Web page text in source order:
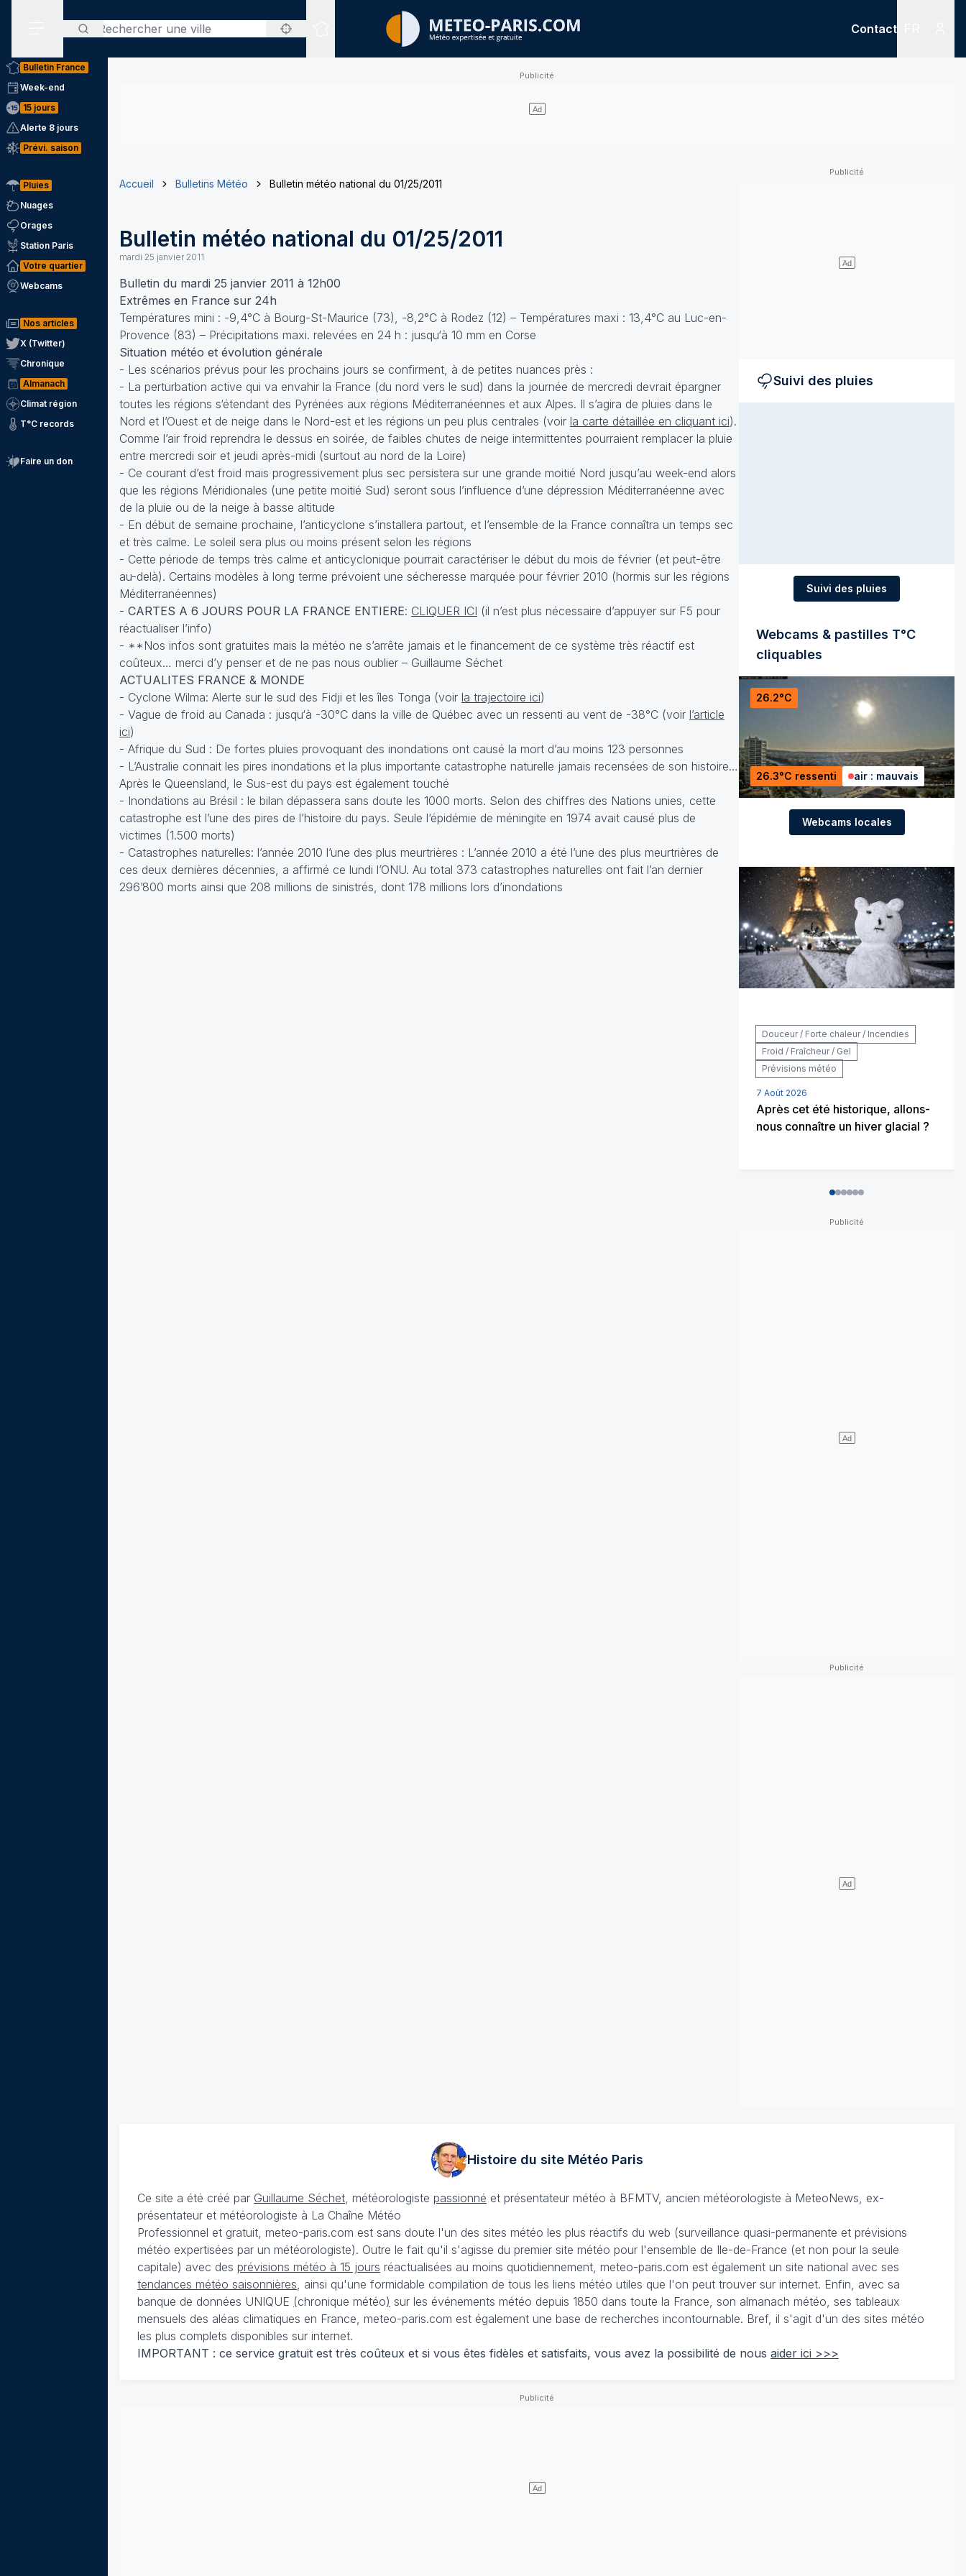
Rechercher
Sites expertisés
Contact
Bulletin France
Week-end
15 jours
Alerte 8 jours
Prévi. saison
Pluies
Nuages
Orages
Station Paris
Votre quartier
Webcams
Nos articles
X (Twitter)
Chronique
Almanach
Climat région
T°C records
Faire un don
Accueil Bulletins Météo Bulletin météo national du 01/25/2011
Bulletin météo national du 01/25/2011
mardi 25 janvier 2011
Bulletin du mardi 25 janvier 2011 à 12h00
Extrêmes en France sur 24h
Températures mini : -9,4°C à Bourg-St-Maurice (73), -8,2°C à Rodez (12) – Températures maxi : 13,4°C au Luc-en-
Provence (83) – Précipitations maxi. relevées en 24 h : jusqu‘à 10 mm en Corse
Situation météo et évolution générale
- Les scénarios prévus pour les prochains jours se confirment, à de petites nuances près :
- La perturbation active qui va envahir la France (du nord vers le sud) dans la journée de mercredi devrait épargner
toutes les régions s‘étendant des Pyrénées aux régions Méditerranéennes et aux Alpes. Il s’agira de pluies dans le
Nord et l’Ouest et de neige dans le Nord-est et les régions un peu plus centrales (voir la carte détaillée en cliquant ici).
Comme l’air froid reprendra le dessus en soirée, de faibles chutes de neige intermittentes pourraient remplacer la pluie
entre mercredi soir et jeudi après-midi (surtout au nord de la Loire)
- Ce courant d’est froid mais progressivement plus sec persistera sur une grande moitié Nord jusqu’au week-end alors
que les régions Méridionales (une petite moitié Sud) seront sous l’influence d’une dépression Méditerranéenne avec
de la pluie ou de la neige à basse altitude
- En début de semaine prochaine, l’anticyclone s’installera partout, et l’ensemble de la France connaîtra un temps sec
et très calme. Le soleil sera plus ou moins présent selon les régions
- Cette période de temps très calme et anticyclonique pourrait caractériser le début du mois de février (et peut-être
au-delà). Certains modèles à long terme prévoient une sécheresse marquée pour février 2010 (hormis sur les régions
Méditerranéennes)
- CARTES A 6 JOURS POUR LA FRANCE ENTIERE: CLIQUER ICI (il n’est plus nécessaire d’appuyer sur F5 pour
réactualiser l’info)
- **Nos infos sont gratuites mais la météo ne s’arrête jamais et le financement de ce système très réactif est
coûteux… merci d’y penser et de ne pas nous oublier – Guillaume Séchet
ACTUALITES FRANCE & MONDE
- Cyclone Wilma: Alerte sur le sud des Fidji et les îles Tonga (voir la trajectoire ici)
- Vague de froid au Canada : jusqu‘à -30°C dans la ville de Québec avec un ressenti au vent de -38°C (voir l’article
ici)
- Afrique du Sud : De fortes pluies provoquant des inondations ont causé la mort d’au moins 123 personnes
- L’Australie connait les pires inondations et la plus importante catastrophe naturelle jamais recensées de son histoire…
Après le Queensland, le Sus-est du pays est également touché
- Inondations au Brésil : le bilan dépassera sans doute les 1000 morts. Selon des chiffres des Nations unies, cette
catastrophe est l’une des pires de l’histoire du pays. Seule l‘épidémie de méningite en 1974 avait causé plus de
victimes (1.500 morts)
- Catastrophes naturelles: l’année 2010 l’une des plus meurtrières : L’année 2010 a été l’une des plus meurtrières de
ces deux dernières décennies, a affirmé ce lundi l’ONU. Au total 373 catastrophes naturelles ont fait l’an dernier
296’800 morts ainsi que 208 millions de sinistrés, dont 178 millions lors d’inondations
Suivi des pluies
Suivi des pluies
Webcams & pastilles T°C
cliquables
26.2°C
26.3°C ressenti air : mauvais
Webcams locales
Douceur / Forte chaleur / Incendies
Froid / Fraîcheur / Gel
Prévisions météo
7 Août 2026
Après cet été historique, allons-
nous connaître un hiver glacial ?
012345
Histoire du site MétéoParis
Ce site a été créé par Guillaume Séchet , météorologiste passionné et présentateur météo à BFMTV, ancien météorologiste à MeteoNews, ex-
présentateur et météorologiste à La Chaîne Météo
Professionnel et gratuit, meteo-paris.com est sans doute l'un des sites météo les plus réactifs du web (surveillance quasi-permanente et prévisions
météo expertisées par un météorologiste). Outre le fait qu'il s'agisse du premier site météo pour l'ensemble de Ile-de-France (et non pour la seule
capitale) avec des prévisions météo à 15 jours réactualisées au moins quotidiennement, meteo-paris.com est également un site national avec ses
tendances météo saisonnières , ainsi qu'une formidable compilation de tous les liens météo utiles que l'on peut trouver sur internet. Enfin, avec sa
banque de données UNIQUE (chronique météo) sur les événements météo depuis 1850 dans toute la France, son almanach météo, ses tableaux
mensuels des aléas climatiques en France, meteo-paris.com est également une base de recherches incontournable. Bref, il s'agit d'un des sites météo
les plus complets disponibles sur internet.
IMPORTANT : ce service gratuit est très coûteux et si vous êtes fidèles et satisfaits, vous avez la possibilité de nous aider ici >>>